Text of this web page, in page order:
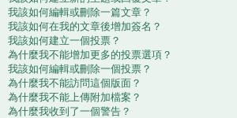
我該如何編輯或刪除一篇文章？
我該如何在我的文章後增加簽名？
我該如何建立一個投票？
為什麼我不能增加更多的投票選項？
我該如何編輯或刪除一個投票？
為什麼我不能訪問這個版面？
為什麼我不能上傳附加檔案？
為什麼我收到了一個警告？